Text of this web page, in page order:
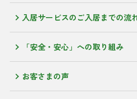
入居サービスのご入居までの流
「安全・安心」への取り組み
お客さまの声